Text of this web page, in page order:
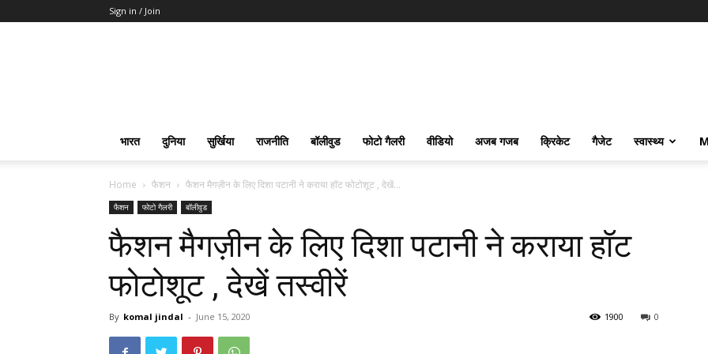
Sign in / Join
भारत दुनिया सुर्खिया राजनीति बॉलीवुड फोटो गैलरी वीडियो अजब गजब क्रिकेट गैजेट स्वास्थ्य
Home फैशन फैशन मैगज़ीन के लिए दिशा पटानी ने कराया हॉट फोटोशूट , देखें...
फैशन फोटो गैलरी बॉलीवुड
फैशन मैगज़ीन के लिए दिशा पटानी ने कराया हॉट
फोटोशूट , देखें तस्वीरें
By komal jindal - June 15, 2020 0
1900